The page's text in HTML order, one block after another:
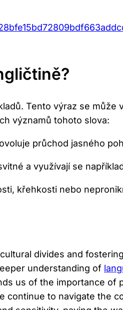
Tento výraz se může
významů tohoto slova:
průchod jasného
a využívají se
křehkosti nebo
divides and
understanding of
us of the importance of
continue to navigate the